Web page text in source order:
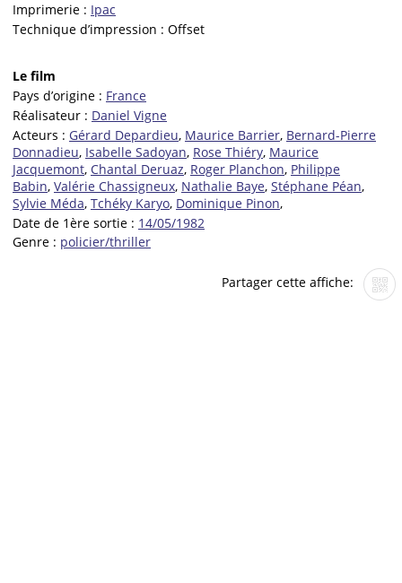
Imprimerie : Ipac
Technique d’impression : Offset
Le film
Pays d’origine : France
Réalisateur : Daniel Vigne
Acteurs : Gérard Depardieu, Maurice Barrier, Bernard-Pierre
Donnadieu, Isabelle Sadoyan, Rose Thiéry, Maurice
Jacquemont, Chantal Deruaz, Roger Planchon, Philippe
Babin, Valérie Chassigneux, Nathalie Baye, Stéphane Péan,
Sylvie Méda, Tchéky Karyo, Dominique Pinon,
Date de 1ère sortie : 14/05/1982
Genre : policier/thriller
Partager cette affiche: